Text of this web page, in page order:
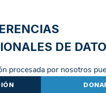
DE
procesada por nosotros
y almacenarse en